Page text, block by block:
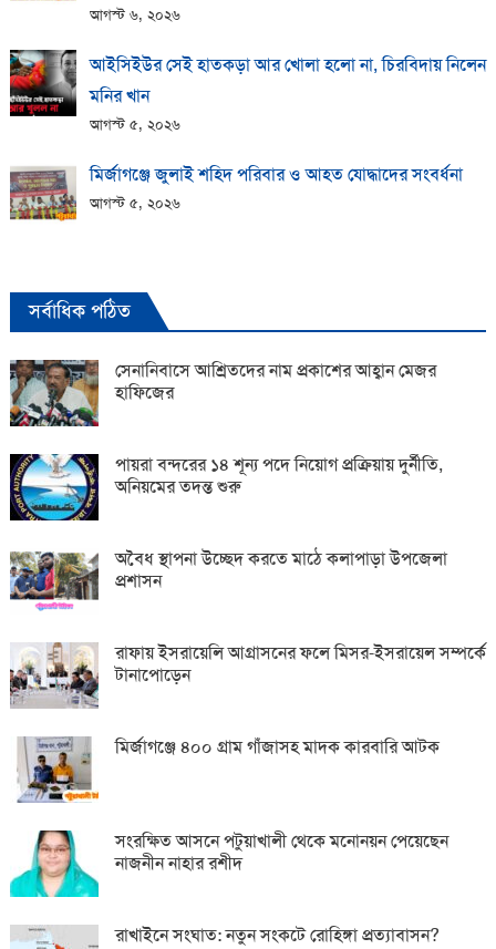
আগস্ট ৬, ২০২৬
আইসিইউর সেই হাতকড়া আর খোলা হলো না, চিরবিদায় নিলেন
মনির খান
আগস্ট ৫, ২০২৬
মির্জাগঞ্জে জুলাই শহিদ পরিবার ও আহত যোদ্ধাদের সংবর্ধনা
আগস্ট ৫, ২০২৬
সর্বাধিক পঠিত
সেনানিবাসে আশ্রিতদের নাম প্রকাশের আহ্বান মেজর
হাফিজের
পায়রা বন্দরের ১৪ শূন্য পদে নিয়োগ প্রক্রিয়ায় দুর্নীতি,
অনিয়মের তদন্ত শুরু
অবৈধ স্থাপনা উচ্ছেদ করতে মাঠে কলাপাড়া উপজেলা
প্রশাসন
রাফায় ইসরায়েলি আগ্রাসনের ফলে মিসর-ইসরায়েল সম্পর্কে
টানাপোড়েন
মির্জাগঞ্জে ৪০০ গ্রাম গাঁজাসহ মাদক কারবারি আটক
সংরক্ষিত আসনে পটুয়াখালী থেকে মনোনয়ন পেয়েছেন
নাজনীন নাহার রশীদ
রাখাইনে সংঘাত: নতুন সংকটে রোহিঙ্গা প্রত্যাবাসন?